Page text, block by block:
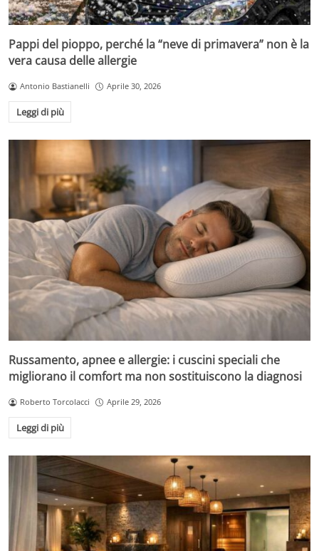
Pappi del pioppo, perché la “neve di primavera” non è la
vera causa delle allergie
Antonio Bastianelli Aprile 30, 2026
Leggi di più
Russamento, apnee e allergie: i cuscini speciali che
migliorano il comfort ma non sostituiscono la diagnosi
Roberto Torcolacci Aprile 29, 2026
Leggi di più